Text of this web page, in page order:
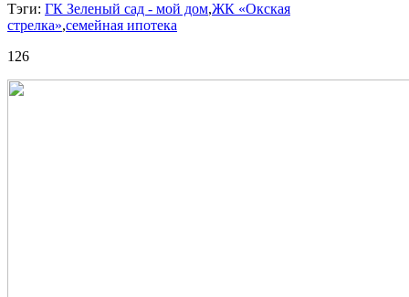
Тэги: ГК Зеленый сад - мой дом,ЖК «Окская
стрелка»,семейная ипотека
126